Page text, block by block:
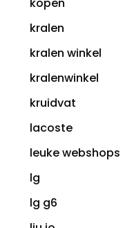
kopen
kralen
kralen winkel
kralenwinkel
kruidvat
lacoste
leuke webshops
lg
lg g6